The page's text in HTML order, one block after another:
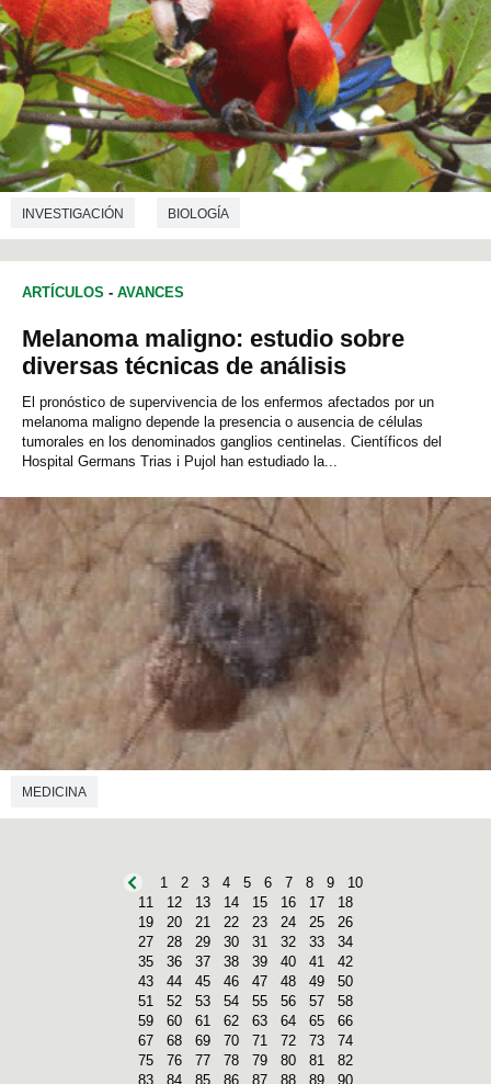
INVESTIGACIÓN BIOLOGÍA
ARTÍCULOS - AVANCES
Melanoma maligno: estudio sobre
diversas técnicas de análisis
El pronóstico de supervivencia de los enfermos afectados por un
melanoma maligno depende la presencia o ausencia de células
tumorales en los denominados ganglios centinelas. Científicos del
Hospital Germans Trias i Pujol han estudiado la...
MEDICINA
1 2 3 4 5 6 7 8 9
10
11
12 13 14 15 16 17
18
19
20 21 22 23 24 25
26
27
28 29 30 31 32 33
34
35
36 37 38 39 40 41
42
43
44 45 46 47 48 49
50
51
52 53 54 55 56 57
58
59
60 61 62 63 64 65
66
67
68 69 70 71 72 73
74
75
76 77 78 79 80 81
82
83
84 85 86 87 88 89
90